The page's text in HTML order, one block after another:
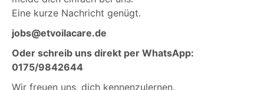
Eine kurze Nachricht genügt.
jobs@etvoilacare.de
Oder schreib uns direkt per WhatsApp:
0175/9842644
Wir freuen uns, dich kennenzulernen.